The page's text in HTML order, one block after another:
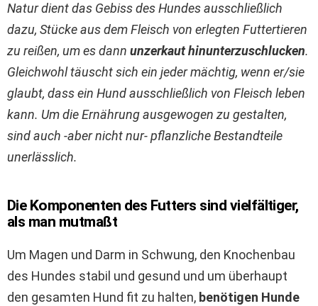
Natur dient das Gebiss des Hundes ausschließlich
dazu, Stücke aus dem Fleisch von erlegten Futtertieren
zu reißen, um es dann unzerkaut hinunterzuschlucken.
Gleichwohl täuscht sich ein jeder mächtig, wenn er/sie
glaubt, dass ein Hund ausschließlich von Fleisch leben
kann. Um die Ernährung ausgewogen zu gestalten,
sind auch -aber nicht nur- pflanzliche Bestandteile
unerlässlich.
Die Komponenten des Futters sind vielfältiger,
als man mutmaßt
Um Magen und Darm in Schwung, den Knochenbau
des Hundes stabil und gesund und um überhaupt
den gesamten Hund fit zu halten, benötigen Hunde